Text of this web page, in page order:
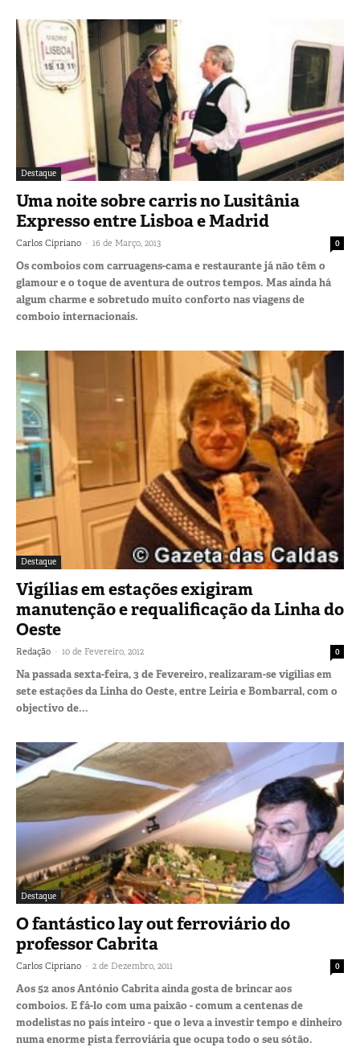
Destaque
Uma noite sobre carris no Lusitânia
Expresso entre Lisboa e Madrid
Carlos Cipriano - 16 de Março, 2013 0
Os comboios com carruagens-cama e restaurante já não têm o
glamour e o toque de aventura de outros tempos. Mas ainda há
algum charme e sobretudo muito conforto nas viagens de
comboio internacionais.
Destaque
Vigílias em estações exigiram
manutenção e requalificação da Linha do
Oeste
Redação - 10 de Fevereiro, 2012 0
Na passada sexta-feira, 3 de Fevereiro, realizaram-se vigílias em
sete estações da Linha do Oeste, entre Leiria e Bombarral, com o
objectivo de...
Destaque
O fantástico lay out ferroviário do
professor Cabrita
Carlos Cipriano - 2 de Dezembro, 2011 0
Aos 52 anos António Cabrita ainda gosta de brincar aos
comboios. E fá-lo com uma paixão - comum a centenas de
modelistas no país inteiro - que o leva a investir tempo e dinheiro
numa enorme pista ferroviária que ocupa todo o seu sótão.